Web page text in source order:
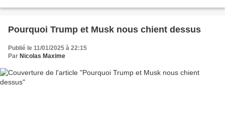
Pourquoi Trump et Musk nous chient dessus
Publié le 11/01/2025 à 22:15
Par Nicolas Maxime